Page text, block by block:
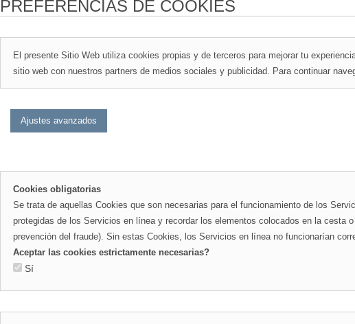
PREFERENCIAS DE COOKIES
El presente Sitio Web utiliza cookies propias y de terceros para mejorar tu
sitio web con nuestros partners de medios sociales y publicidad. Para continuar
Cookies obligatorias
Se trata de aquellas Cookies que son necesarias para el funcionamiento de los
protegidas de los Servicios en línea y recordar los elementos colocados en la cesta
prevención del fraude). Sin estas Cookies, los Servicios en línea no funcionarían
Aceptar las cookies estrictamente necesarias?
Sí